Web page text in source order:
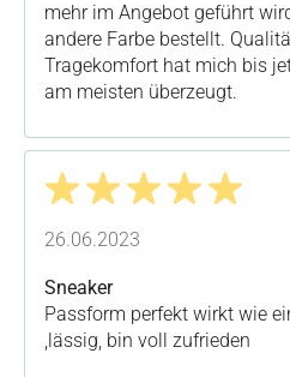
mehr im Angebot geführt
andere Farbe bestellt.
Tragekomfort hat mich bis
am meisten überzeugt.
Bewertung mit 5 von 5 Sternen
26.06.2023
Sneaker
Passform perfekt wirkt wie
,lässig, bin voll zufrieden